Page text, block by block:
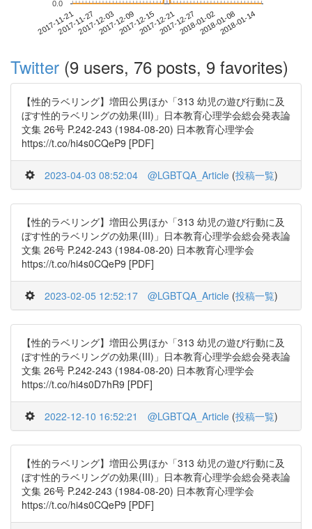
2017-11-212017-11-272017-12-032017-12-092017-12-152017-12-212017-12-272018-01-022018-01-082018-01-14
0.0
Twitter (9 users, 76 posts, 9 favorites)
【性的ラベリング】増田公男ほか「313 幼児の遊び行動に及
ぼす性的ラベリングの効果(III)」日本教育心理学会総会発表論
文集 26号 P.242-243 (1984-08-20) 日本教育心理学会
https://t.co/hi4s0CQeP9 [PDF]
2023-04-03 08:52:04 @LGBTQA_Article (投稿一覧)
【性的ラベリング】増田公男ほか「313 幼児の遊び行動に及
ぼす性的ラベリングの効果(III)」日本教育心理学会総会発表論
文集 26号 P.242-243 (1984-08-20) 日本教育心理学会
https://t.co/hi4s0CQeP9 [PDF]
2023-02-05 12:52:17 @LGBTQA_Article (投稿一覧)
【性的ラベリング】増田公男ほか「313 幼児の遊び行動に及
ぼす性的ラベリングの効果(III)」日本教育心理学会総会発表論
文集 26号 P.242-243 (1984-08-20) 日本教育心理学会
https://t.co/hi4s0D7hR9 [PDF]
2022-12-10 16:52:21 @LGBTQA_Article (投稿一覧)
【性的ラベリング】増田公男ほか「313 幼児の遊び行動に及
ぼす性的ラベリングの効果(III)」日本教育心理学会総会発表論
文集 26号 P.242-243 (1984-08-20) 日本教育心理学会
https://t.co/hi4s0CQeP9 [PDF]